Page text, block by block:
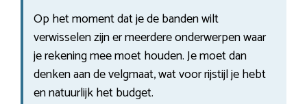
Op het moment dat je de banden wilt
verwisselen zijn er meerdere onderwerpen waar
je rekening mee moet houden. Je moet dan
denken aan de velgmaat, wat voor rijstijl je hebt
en natuurlijk het budget.